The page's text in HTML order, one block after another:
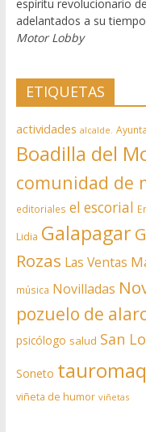
espíritu revolucionario
adelantados a su
Motor Lobby
ETIQUETAS
actividades alcalde.
Boadilla del
comunidad de
editoriales el escorial
Lidia Galapagar
Rozas Las Ventas
música Novilladas
pozuelo de
psicólogo salud San
Soneto
viñeta de humor viñetas